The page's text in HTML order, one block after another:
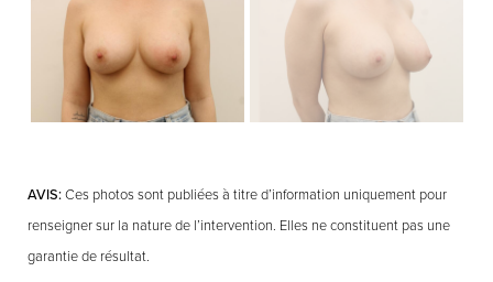
AVIS:Ces photos sont publiées à titre d’information uniquement pour
renseigner sur la nature de l’intervention. Elles ne constituent pas une
garantie de résultat.